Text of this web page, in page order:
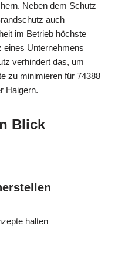
Neben dem Schutz
auch
im Betrieb höchste
eines Unternehmens
verhindert das, um
zu minimieren für 74388
Haigern.
Blick
halten